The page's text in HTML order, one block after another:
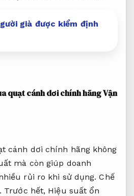
già được kiểm định
quạt cánh dơi chính hãngVận
cánh dơi chính hãng không
mà còn giúp doanh
rủi ro khi sử dụng.Chế
Trước hết, Hiệu suất ổn